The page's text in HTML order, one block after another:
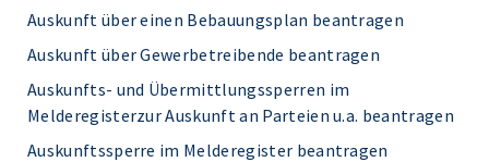
Auskunft über einen Bebauungsplan beantragen
Auskunft über Gewerbetreibende beantragen
Auskunfts- und Übermittlungssperren im
Melderegisterzur Auskunft an Parteien u.a. beantragen
Auskunftssperre im Melderegister beantragen